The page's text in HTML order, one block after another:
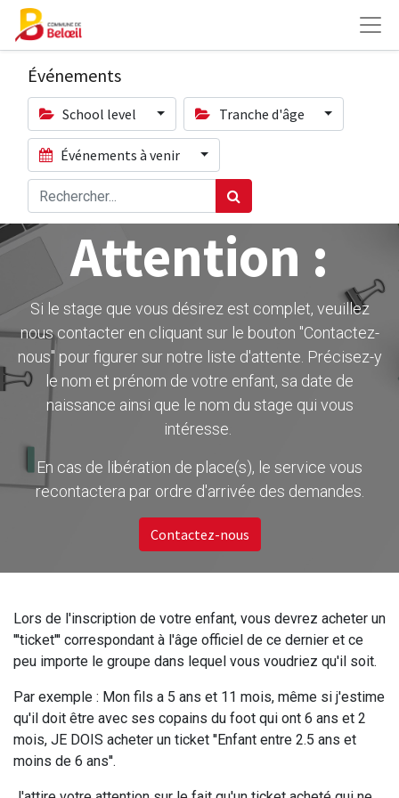
Événements
School level Tranche d'âge
Événements à venir
Attention :
Si le stage que vous désirez est complet, veuillez
nous contacter en cliquant sur le bouton ''Contactez-
nous" pour figurer sur notre liste d'attente. Précisez-y
le nom et prénom de votre enfant, sa date de
naissance ainsi que le nom du stage qui vous
intéresse.
En cas de libération de place(s), le service vous
recontactera par ordre d'arrivée des demandes.
Contactez-nous
Lors de l'inscription de votre enfant, vous devrez acheter un
'''ticket''' correspondant à l'âge officiel de ce dernier et ce
peu importe le groupe dans lequel vous voudriez qu'il soit.
Par exemple : Mon fils a 5 ans et 11 mois, même si j'estime
qu'il doit être avec ses copains du foot qui ont 6 ans et 2
mois, JE DOIS acheter un ticket ''Enfant entre 2.5 ans et
moins de 6 ans''.